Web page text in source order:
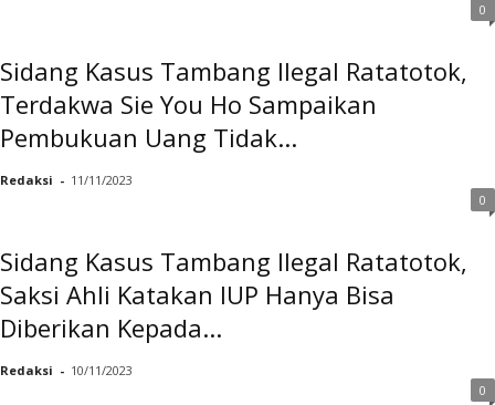
0
Sidang Kasus Tambang Ilegal Ratatotok,
Terdakwa Sie You Ho Sampaikan
Pembukuan Uang Tidak...
Redaksi - 11/11/2023
0
Sidang Kasus Tambang Ilegal Ratatotok,
Saksi Ahli Katakan IUP Hanya Bisa
Diberikan Kepada...
Redaksi - 10/11/2023
0